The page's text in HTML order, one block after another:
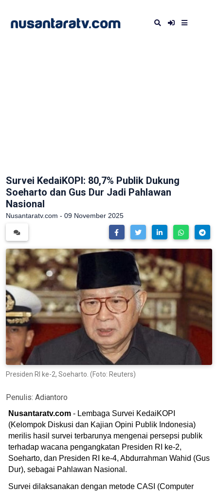
Survei KedaiKOPI: 80,7% Publik Dukung
Soeharto dan Gus Dur Jadi Pahlawan
Nasional
Nusantaratv.com - 09 November 2025
Presiden RI ke-2, Soeharto. (Foto: Reuters)
Penulis: Adiantoro
Nusantaratv.com - Lembaga Survei KedaiKOPI
(Kelompok Diskusi dan Kajian Opini Publik Indonesia)
merilis hasil survei terbarunya mengenai persepsi publik
terhadap wacana pengangkatan Presiden RI ke-2,
Soeharto, dan Presiden RI ke-4, Abdurrahman Wahid (Gus
Dur), sebagai Pahlawan Nasional.
Survei dilaksanakan dengan metode CASI (Computer